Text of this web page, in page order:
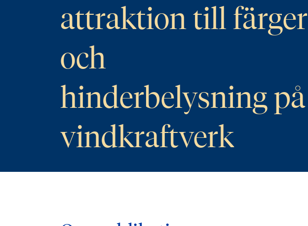
attraktion till färger
och
hinderbelysning på
vindkraftverk